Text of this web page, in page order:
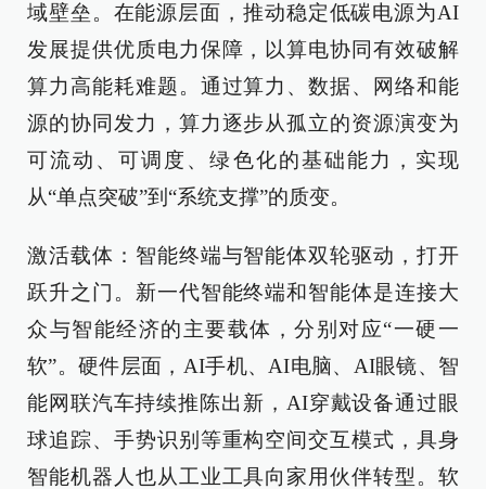
域壁垒。在能源层面，推动稳定低碳电源为AI
发展提供优质电力保障，以算电协同有效破解
算力高能耗难题。通过算力、数据、网络和能
源的协同发力，算力逐步从孤立的资源演变为
可流动、可调度、绿色化的基础能力，实现
从“单点突破”到“系统支撑”的质变。
激活载体：智能终端与智能体双轮驱动，打开
跃升之门。新一代智能终端和智能体是连接大
众与智能经济的主要载体，分别对应“一硬一
软”。硬件层面，AI手机、AI电脑、AI眼镜、智
能网联汽车持续推陈出新，AI穿戴设备通过眼
球追踪、手势识别等重构空间交互模式，具身
智能机器人也从工业工具向家用伙伴转型。软